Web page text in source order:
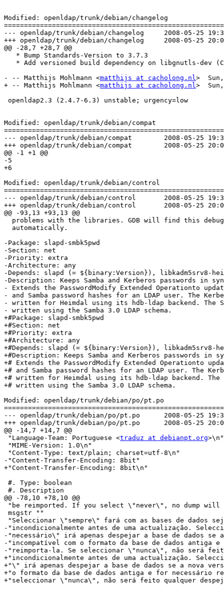
Modified: openldap/trunk/debian/changelog
--- openldap/trunk/debian/changelog	2008-05-25 19:34:06 UTC (rev 1134)
+++ openldap/trunk/debian/changelog	2008-05-25 20:06:16 UTC (rev 1135)
@@ -28,7 +28,7 @@
   * Bump Standards-Version to 3.7.3
* Add versioned build dependency on libgnutls-dev
- -- Matthijs Mohlmann <matthijs at cacholong.nl>  Sun,
+ -- Matthijs Mohlmann <matthijs at cacholong.nl>  Sun,
openldap2.3 (2.4.7-6.3) unstable; urgency=low
Modified: openldap/trunk/debian/compat
--- openldap/trunk/debian/compat	2008-05-25 19:34:06 UTC (rev 1134)
+++ openldap/trunk/debian/compat	2008-05-25 20:06:16 UTC (rev 1135)
@@ -1 +1 @@
-5
+6
Modified: openldap/trunk/debian/control
--- openldap/trunk/debian/control	2008-05-25 19:34:06 UTC (rev 1134)
+++ openldap/trunk/debian/control	2008-05-25 20:06:16 UTC (rev 1135)
@@ -93,13 +93,13 @@
problems with the libraries. GDB will find this
  automatically.
-Package: slapd-smbk5pwd
-Section: net
-Priority: extra
-Architecture: any
-Depends: slapd (= ${binary:Version}), libkadm5srv8-
-Description: Keeps Samba and Kerberos passwords in
- Extends the PasswordModify Extended Operationto
- and Samba password hashes for an LDAP user. The
- written for Heimdal using its hdb-ldap backend. The
- written using the Samba 3.0 LDAP schema.
+#Package: slapd-smbk5pwd
+#Section: net
+#Priority: extra
+#Architecture: any
+#Depends: slapd (= ${binary:Version}),
+#Description: Keeps Samba and Kerberos passwords in
+# Extends the PasswordModify Extended Operationto
+# and Samba password hashes for an LDAP user. The
+# written for Heimdal using its hdb-ldap backend. The
+# written using the Samba 3.0 LDAP schema.
Modified: openldap/trunk/debian/po/pt.po
--- openldap/trunk/debian/po/pt.po	2008-05-25 19:34:06 UTC (rev 1134)
+++ openldap/trunk/debian/po/pt.po	2008-05-25 20:06:16 UTC (rev 1135)
@@ -14,7 +14,7 @@
"Language-Team: Portuguese <traduz at debianpt.org>\n"
"MIME-Version: 1.0\n"
"Content-Type: text/plain; charset=utf-8\n"
-"Content-Transfer-Encoding: 8bit"
+"Content-Transfer-Encoding: 8bit\n"
#. Type: boolean
#. Description
@@ -78,10 +78,10 @@
"be reimported. If you select \"never\", no dump will
msgstr ""
"Seleccionar \"sempre\" fará com as bases de dados
-"incondicionalmente antes de uma actualização.
-"necessário\" irá apenas despejar a base de dados se
-"incompatível com o formato da base de dados antiga
-"reimporta-la. Se seleccionar \"nunca\", não será
+"incondicionalmente antes de uma actualização.
+"\" irá apenas despejar a base de dados se a nova
+"o formato da base de dados antiga e for necessário
+"seleccionar \"nunca\", não será feito qualquer